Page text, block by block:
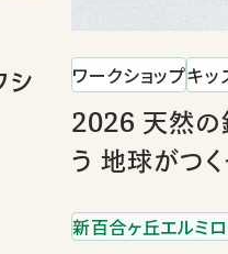
シ
ワークショップキッ
2026 天然の
う 地球がつ
新百合ヶ丘エルミ